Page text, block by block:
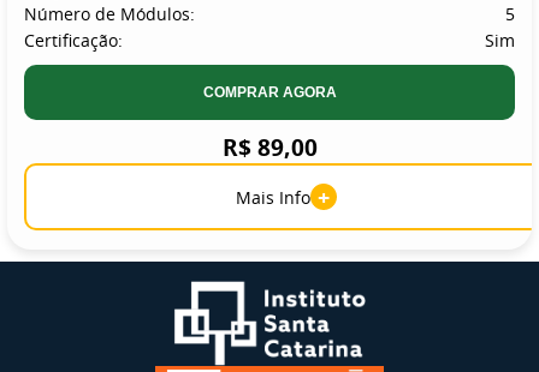
Número de Módulos:
5
Certificação:
Sim
COMPRAR AGORA
R$ 89,00
Mais Info +